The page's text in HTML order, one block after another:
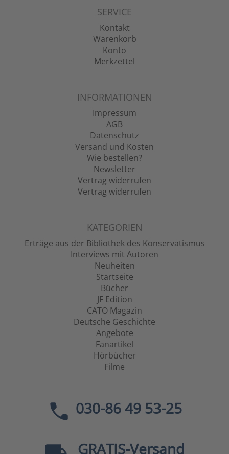
SERVICE
Kontakt
Warenkorb
Konto
Merkzettel
INFORMATIONEN
Impressum
AGB
Datenschutz
Versand und Kosten
Wie bestellen?
Newsletter
Vertrag widerrufen
Vertrag widerrufen
KATEGORIEN
Erträge aus der Bibliothek des Konservatismus
Interviews mit Autoren
Neuheiten
Startseite
Bücher
JF Edition
CATO Magazin
Deutsche Geschichte
Angebote
Fanartikel
Hörbücher
Filme
030-86 49 53-25
GRATIS-Versand